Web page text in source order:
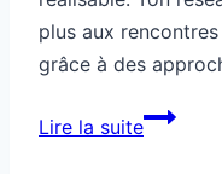
plus aux
grâce à des
Lire la suiteComment